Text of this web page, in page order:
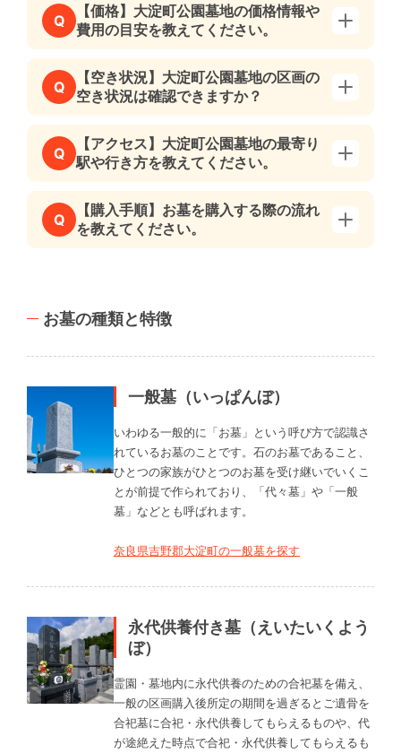
Q
【価格】大淀町公園墓地の価格情報や
費用の目安を教えてください。
Q
【空き状況】大淀町公園墓地の区画の
空き状況は確認できますか？
Q
【アクセス】大淀町公園墓地の最寄り
駅や行き方を教えてください。
Q
【購入手順】お墓を購入する際の流れ
を教えてください。
お墓の種類と特徴
一般墓（いっぱんぼ）
いわゆる一般的に「お墓」という呼び方で認識さ
れているお墓のことです。石のお墓であること、
ひとつの家族がひとつのお墓を受け継いでいくこ
とが前提で作られており、「代々墓」や「一般
墓」などとも呼ばれます。
奈良県吉野郡大淀町の一般墓を探す
永代供養付き墓（えいたいくよう
ぼ）
霊園・墓地内に永代供養のための合祀墓を備え、
一般の区画購入後所定の期間を過ぎるとご遺骨を
合祀墓に合祀・永代供養してもらえるものや、代
が途絶えた時点で合祀・永代供養してもらえるも